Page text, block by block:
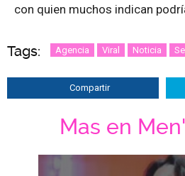
con quien muchos indican
Tags: Agencia Viral Noticia
Compartir
Mas en